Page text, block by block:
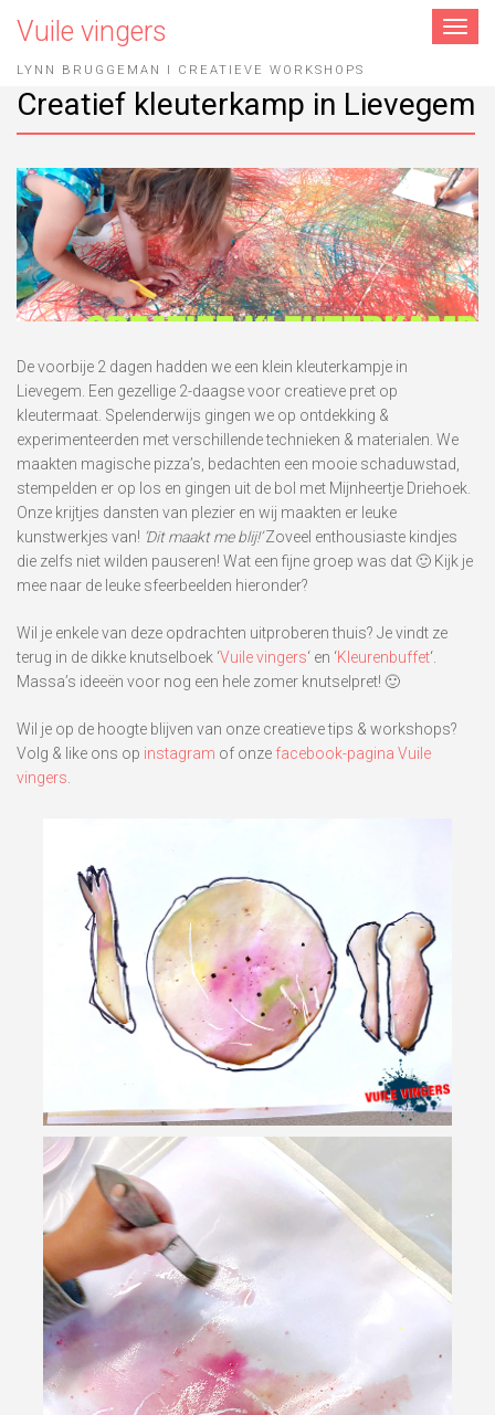
Toggle
Vuile vingers
LYNN BRUGGEMAN I CREATIEVE WORKSHOPS
Creatief kleuterkamp in Lievegem
De voorbije 2 dagen hadden we een klein kleuterkampje in
Lievegem. Een gezellige 2-daagse voor creatieve pret op
kleutermaat. Spelenderwijs gingen we op ontdekking &
experimenteerden met verschillende technieken & materialen. We
maakten magische pizza’s, bedachten een mooie schaduwstad,
stempelden er op los en gingen uit de bol met Mijnheertje Driehoek.
Onze krijtjes dansten van plezier en wij maakten er leuke
kunstwerkjes van! ‘Dit maakt me blij!’Zoveel enthousiaste kindjes
die zelfs niet wilden pauseren! Wat een fijne groep was dat 🙂 Kijk je
mee naar de leuke sfeerbeelden hieronder?
Wil je enkele van deze opdrachten uitproberen thuis? Je vindt ze
terug in de dikke knutselboek ‘Vuile vingers‘ en ‘Kleurenbuffet‘.
Massa’s ideeën voor nog een hele zomer knutselpret! 🙂
Wil je op de hoogte blijven van onze creatieve tips & workshops?
Volg & like ons op instagram of onze facebook-pagina Vuile
vingers.